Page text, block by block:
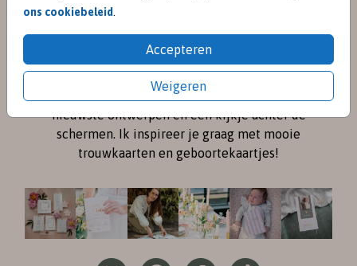
ons cookiebeleid
Accepteren
Weigeren
meet me on
SOCIAL MEDIA
Instagramen
nieuwste ontwerpen en een kijkje achter de
schermen. Ik inspireer je graag met mooie
trouwkaarten en geboortekaartjes!